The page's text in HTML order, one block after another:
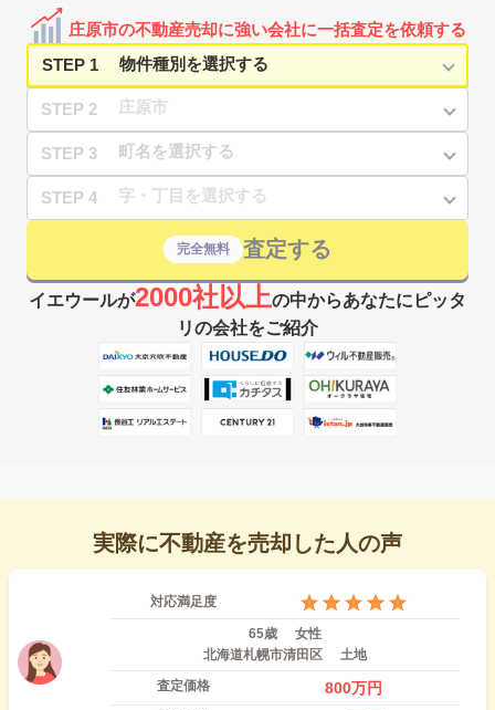
庄原市の不動産売却に強い会社に一括査定を依頼する
STEP 1
STEP 2
STEP 3
STEP 4
完全無料 査定する
イエウールが2000社以上の中からあなたにピッタ
リの会社をご紹介
実際に不動産を売却した人の声
対応満足度
65歳
女性
北海道札幌市清田区
土地
査定価格
800万円